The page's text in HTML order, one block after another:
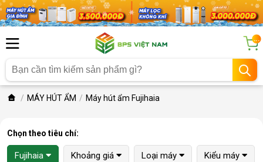
...
MÁY HÚT ẨM Máy hút ẩm Fujihaia
Chọn theo tiêu chí:
Fujihaia Khoảng giá Loại máy Kiểu máy